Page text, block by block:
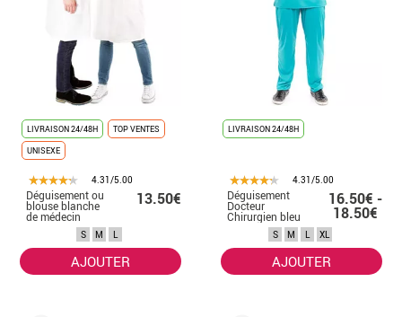
LIVRAISON 24/48H
TOP VENTES
UNISEXE
4.31/5.00
Déguisement ou
blouse blanche
de médecin
13.50€
S M L
AJOUTER
LIVRAISON 24/48H
4.31/5.00
Déguisement
Docteur
Chirurgien bleu
homme
16.50€ -
18.50€
S M L XL
AJOUTER